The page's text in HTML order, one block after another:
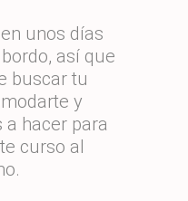
unos días
así que
buscar tu
y
a hacer para
curso al